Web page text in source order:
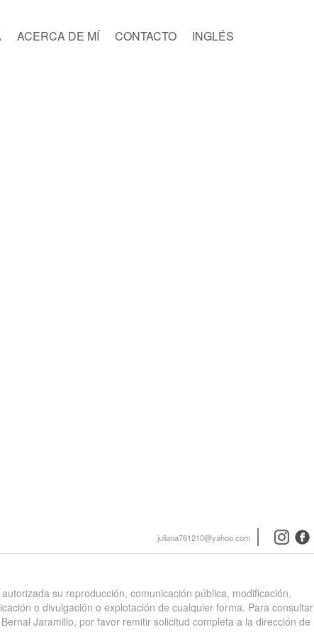
ACERCA DE MÍ CONTACTO INGLÉS
juliana761210@yahoo.com
su reproducción, comunicación pública, modificación,
o divulgación o explotación de cualquier forma. Para consultar
Jaramillo, por favor remitir solicitud completa a la dirección de